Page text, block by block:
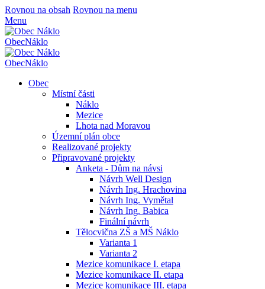
Rovnou na obsah Rovnou na menu
Menu
ObecNáklo
ObecNáklo
Obec
Místní části
Náklo
Mezice
Lhota nad Moravou
Územní plán obce
Realizované projekty
Připravované projekty
Anketa - Dům na návsi
Návrh Well Design
Návrh Ing. Hrachovina
Návrh Ing. Vymětal
Návrh Ing. Babica
Finální návrh
Tělocvična ZŠ a MŠ Náklo
Varianta 1
Varianta 2
Mezice komunikace I. etapa
Mezice komunikace II. etapa
Mezice komunikace III. etapa